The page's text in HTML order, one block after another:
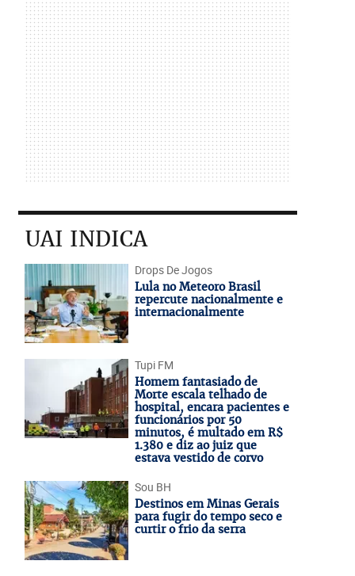
UAI INDICA
Drops De Jogos
Lula no Meteoro Brasil
repercute nacionalmente e
internacionalmente
Tupi FM
Homem fantasiado de
Morte escala telhado de
hospital, encara pacientes e
funcionários por 50
minutos, é multado em R$
1.380 e diz ao juiz que
estava vestido de corvo
Sou BH
Destinos em Minas Gerais
para fugir do tempo seco e
curtir o frio da serra